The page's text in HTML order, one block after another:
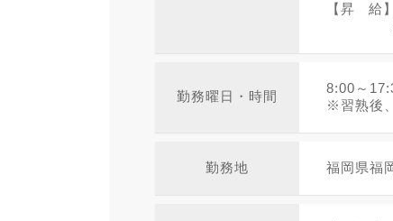
【昇 給
※2025
勤務曜日・時間
8:00～
※習熟後
勤務地 福岡県福